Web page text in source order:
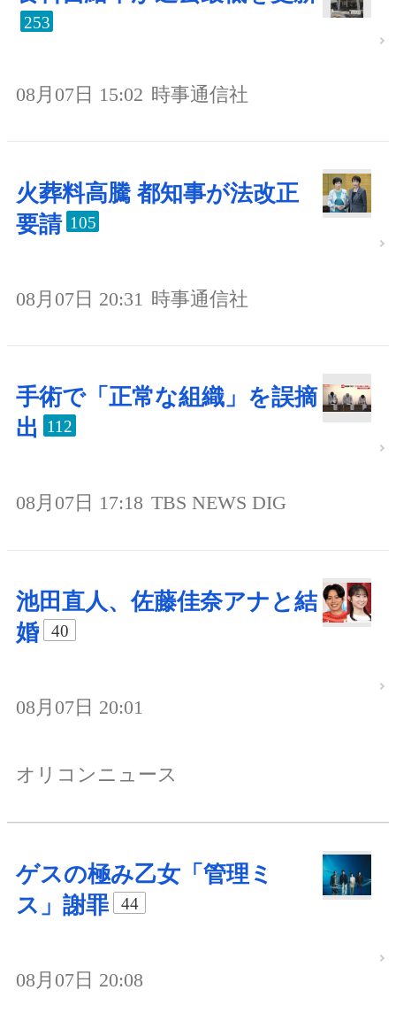
253
08月07日 15:02 時事通信社
火葬料高騰 都知事が法改正
要請 105
08月07日 20:31 時事通信社
手術で「正常な組織」を誤摘
出
112
08月07日 17:18 TBS NEWS DIG
池田直人、佐藤佳奈アナと結
婚
40
08月07日 20:01
オリコンニュース
ゲスの極み乙女「管理ミ
ス」謝罪
44
08月07日 20:08